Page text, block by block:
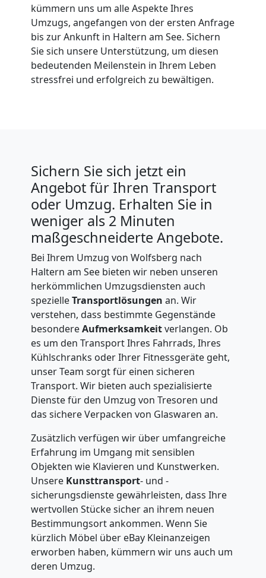
kümmern uns um alle Aspekte Ihres
Umzugs, angefangen von der ersten Anfrage
bis zur Ankunft in Haltern am See. Sichern
Sie sich unsere Unterstützung, um diesen
bedeutenden Meilenstein in Ihrem Leben
stressfrei und erfolgreich zu bewältigen.
Sichern Sie sich jetzt ein
Angebot für Ihren Transport
oder Umzug. Erhalten Sie in
weniger als 2 Minuten
maßgeschneiderte Angebote.
Bei Ihrem Umzug von Wolfsberg nach
Haltern am See bieten wir neben unseren
herkömmlichen Umzugsdiensten auch
spezielleTransportlösungen an. Wir
verstehen, dass bestimmte Gegenstände
besondereAufmerksamkeitverlangen. Ob
es um den Transport Ihres Fahrrads, Ihres
Kühlschranks oder Ihrer Fitnessgeräte geht,
unser Team sorgt für einen sicheren
Transport. Wir bieten auch spezialisierte
Dienste für den Umzug von Tresoren und
das sichere Verpacken von Glaswaren an.
Zusätzlich verfügen wir über umfangreiche
Erfahrung im Umgang mit sensiblen
Objekten wie Klavieren und Kunstwerken.
Unsere Kunsttransport- und -
sicherungsdienste gewährleisten, dass Ihre
wertvollen Stücke sicher an ihrem neuen
Bestimmungsort ankommen. Wenn Sie
kürzlich Möbel über eBay Kleinanzeigen
erworben haben, kümmern wir uns auch um
deren Umzug.